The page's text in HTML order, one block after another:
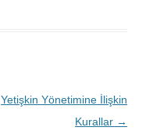
Yetişkin Yönetimine İlişkin
Kurallar →